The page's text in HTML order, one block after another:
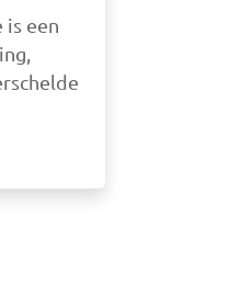
is een